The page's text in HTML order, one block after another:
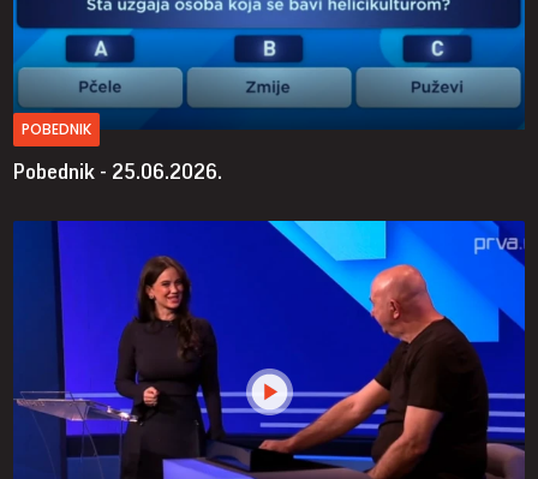
POBEDNIK
Pobednik - 25.06.2026.